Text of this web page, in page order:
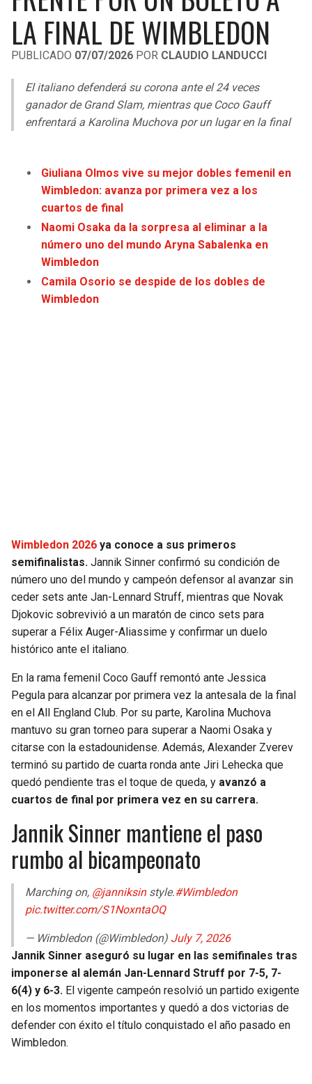
LIGA DE EXPANSIÓN MX
LEAGUES CUP
UEFA EUROPA LEAGUE
UEFA CONFERENCE LEAGUE
COPA LIBERTADORES
COPA SUDAMERICANA
OTRAS LIGAS
RAIDERS
RAVENS
BROWNS
TEXANS
COLTS
CARDINALS
RAMS
49ERS
SEAHAWKS
PACKERS
VIKINGS
FALCONS
PANTHERS
SAINTS
BUCCANEERS
CAVALIERS
PACERS
HAWKS
HEAT
MAGIC
MAVERICKS
ROCKETS
GRIZZLIES
PELICANS
TIMBERWOLVES
THUNDER
TRAIL BLAZERS
JAZZ
LA FINAL DE WIMBLEDON
PUBLICADO 07/07/2026 POR CLAUDIO LANDUCCI
El italiano defenderá su corona ante el 24 veces
ganador de Grand Slam, mientras que Coco Gauff
enfrentará a Karolina Muchova por un lugar en la final
Giuliana Olmos vive su mejor dobles femenil en
Wimbledon: avanza por primera vez a los
cuartos de final
Naomi Osaka da la sorpresa al eliminar a la
número uno del mundo Aryna Sabalenka en
Wimbledon
Camila Osorio se despide de los dobles de
Wimbledon
Wimbledon 2026 ya conoce a sus primeros
semifinalistas. Jannik Sinner confirmó su condición de
número uno del mundo y campeón defensor al avanzar sin
ceder sets ante Jan-Lennard Struff, mientras que Novak
Djokovic sobrevivió a un maratón de cinco sets para
superar a Félix Auger-Aliassime y confirmar un duelo
histórico ante el italiano.
En la rama femenil Coco Gauff remontó ante Jessica
Pegula para alcanzar por primera vez la antesala de la final
en el All England Club. Por su parte, Karolina Muchova
mantuvo su gran torneo para superar a Naomi Osaka y
citarse con la estadounidense. Además, Alexander Zverev
terminó su partido de cuarta ronda ante Jiri Lehecka que
quedó pendiente tras el toque de queda, y avanzó a
cuartos de final por primera vez en su carrera.
Jannik Sinner mantiene el paso
rumbo al bicampeonato
Marching on, @janniksinstyle.#Wimbledon
pic.twitter.com/S1NoxntaOQ
— Wimbledon (@Wimbledon) July 7, 2026
Jannik Sinner aseguró su lugar en las semifinales tras
imponerse al alemán Jan-Lennard Struff por 7-5, 7-
6(4) y 6-3. El vigente campeón resolvió un partido exigente
en los momentos importantes y quedó a dos victorias de
defender con éxito el título conquistado el año pasado en
Wimbledon.